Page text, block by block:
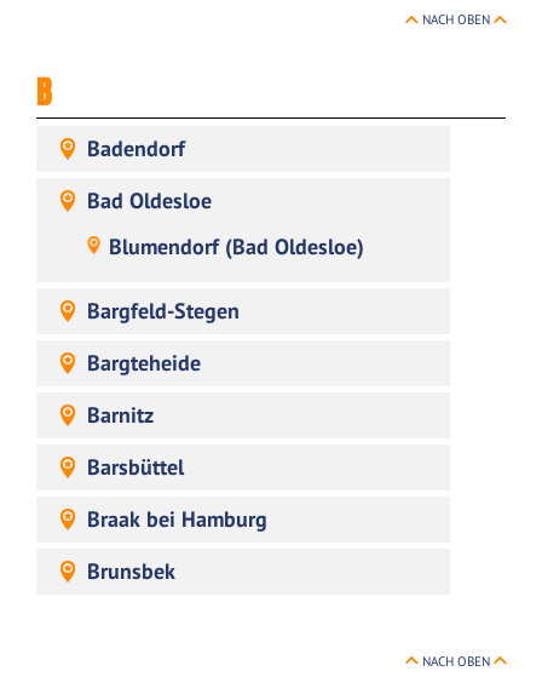
NACH OBEN
B
Badendorf
Bad Oldesloe
Blumendorf (Bad Oldesloe)
Bargfeld-Stegen
Bargteheide
Barnitz
Barsbüttel
Braak bei Hamburg
Brunsbek
NACH OBEN